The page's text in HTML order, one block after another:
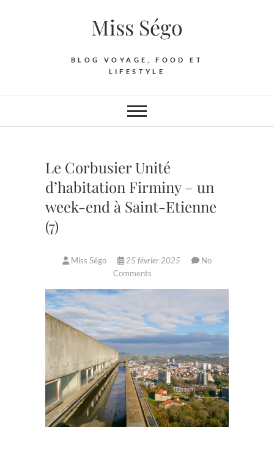
Miss Ségo
BLOG VOYAGE, FOOD ET
LIFESTYLE
Le Corbusier Unité
d’habitation Firminy – un
week-end à Saint-Etienne
(7)
Miss Ségo 25 février 2025
No
Comments